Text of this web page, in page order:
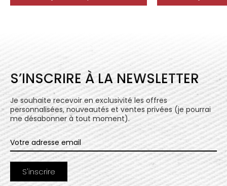
S’INSCRIRE À LA NEWSLETTER
Je souhaite recevoir en exclusivité les offres
personnalisées, nouveautés et ventes privées (je pourrai
me désabonner à tout moment).